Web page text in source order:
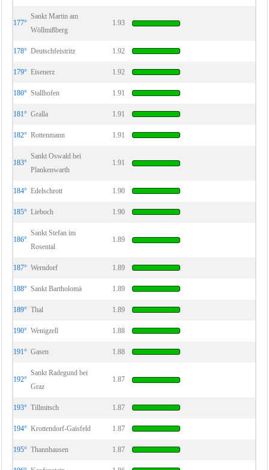
177°
Sankt Martin am
Wöllmißberg
1.93
178° Deutschfeistritz 1.92
179° Eisenerz 1.92
180° Stallhofen 1.91
181° Gralla 1.91
182° Rottenmann 1.91
183°
Sankt Oswald bei
Plankenwarth
1.91
184° Edelschrott 1.90
185° Lieboch 1.90
186°
Sankt Stefan im
Rosental
1.89
187° Werndorf 1.89
188° Sankt Bartholomä 1.89
189° Thal 1.89
190° Wenigzell 1.88
191° Gasen 1.88
192°
Sankt Radegund bei
Graz
1.87
193° Tillmitsch 1.87
194° Krottendorf-Gaisfeld 1.87
195° Thannhausen 1.87